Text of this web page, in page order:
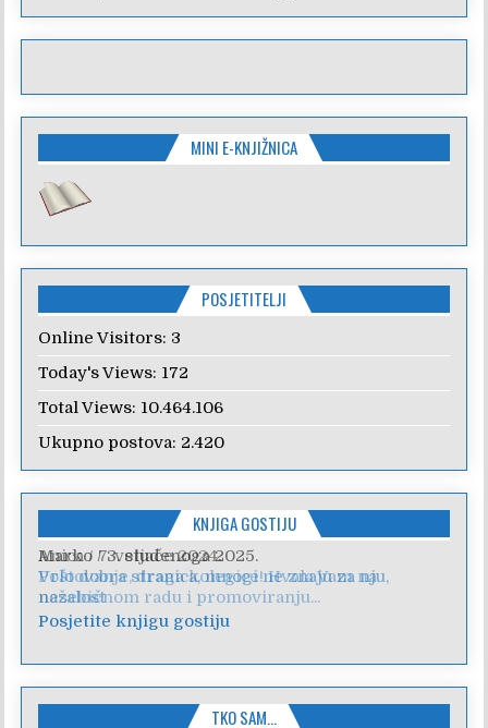
MINI E-KNJIŽNICA
POSJETITELJI
Online Visitors: 3
Today's Views: 172
Total Views: 10.464.106
Ukupno postova: 2.420
KNJIGA GOSTIJU
Anica/7. veljače 2024.
Poštovanje, draga kolegice! Hvala Vam na
nesebičnom radu i promoviranju...
Posjetite knjigu gostiju
TKO SAM…